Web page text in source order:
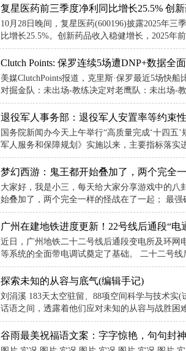
复星医药前三季度净利同比增长25.5% 创
10月28日晚间，复星医药(600196)披露2025年三
比增长25.5%。创新药品收入稳健增长，2025年
Clutch Points: 保罗连续5场遭DNP+数据全
美媒ClutchPoints报道，克里斯·保罗最近5场快
对掘金队：未出场-教练决定对老鹰队：未出场-
退役军人事务部：退役军人安置率等约束
国务院新闻办今天上午举行“高质量完成‘十四五
军人服务和保障规划》实施以来，主要指标落实
梦幻西游：鬼王都开始叠加了，两个完全
大家好，我是小三，每天给大家分享游戏中的
始叠加了，两个完全一样的怪战在了一起； 最强
广州在建地铁进度更新！22号线后通段“电
近日，广州地铁二十二号线后通段变电所及环网
等系统的全面带电调试奠定了基础。 二十二号线
探索未知的从容与底气(编辑手记)
刘涓溪 183天太空驻留、88项空间科学与技术
话语之间，透露着他们应对未知的从容与战胜困
谷雨最美祝福语文案：字字惊艳，句句封神